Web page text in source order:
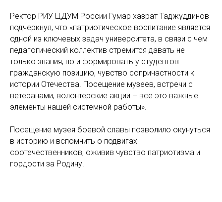
Ректор РИУ ЦДУМ России Гумар хазрат Таджуддинов
подчеркнул, что «патриотическое воспитание является
одной из ключевых задач университета, в связи с чем
педагогический коллектив стремится давать не
только знания, но и формировать у студентов
гражданскую позицию, чувство сопричастности к
истории Отечества. Посещение музеев, встречи с
ветеранами, волонтерские акции – все это важные
элементы нашей системной работы».
Посещение музея боевой славы позволило окунуться
в историю и вспомнить о подвигах
соотечественников, оживив чувство патриотизма и
гордости за Родину.